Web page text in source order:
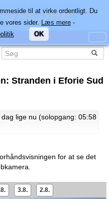
Stranden i Eforie Sud
lige nu (solopgang: 05:58
for at se det
3.8. 2.8.
til at virke ordentligt. Du
vores sider. Læs mere -
OK